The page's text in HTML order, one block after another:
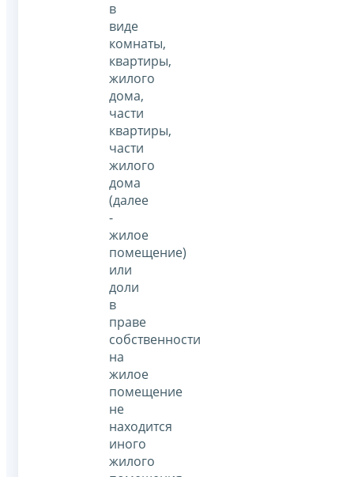
в
виде
комнаты,
квартиры,
жилого
дома,
части
квартиры,
части
жилого
дома
(далее
-
жилое
помещение)
или
доли
в
праве
собственности
на
жилое
помещение
не
находится
иного
жилого